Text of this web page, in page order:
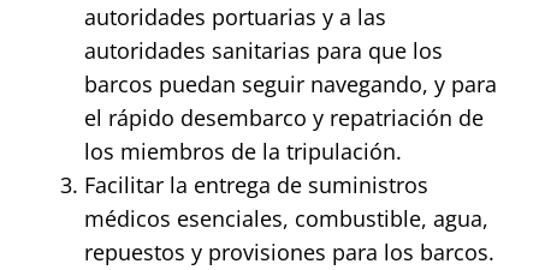
autoridades portuarias y a las
autoridades sanitarias para que los
barcos puedan seguir navegando, y para
el rápido desembarco y repatriación de
los miembros de la tripulación.
Facilitar la entrega de suministros
médicos esenciales, combustible, agua,
repuestos y provisiones para los barcos.